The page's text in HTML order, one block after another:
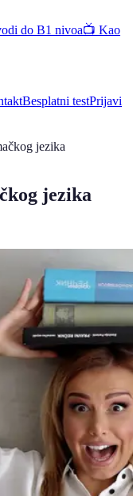
do B1 nivoa📺 Kao
Besplatni testPrijavi
jezika
jezika